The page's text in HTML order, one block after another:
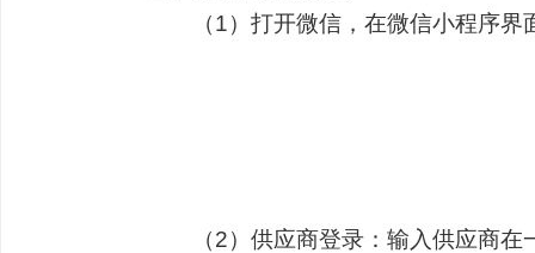
（1）打开微信，在微信小程序界面
（2）供应商登录：输入供应商在